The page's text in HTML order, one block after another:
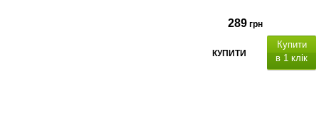
289 грн
КУПИТИ
Купити
в 1 клік